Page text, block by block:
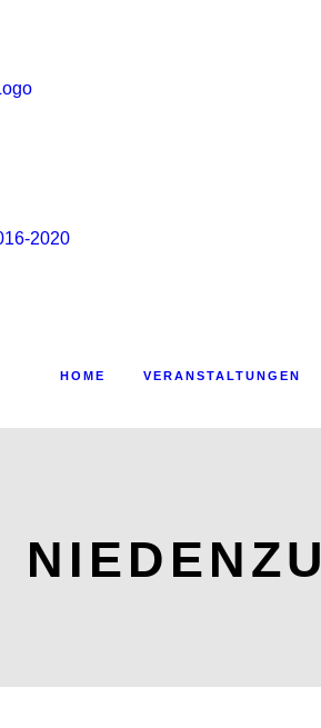
2020
HOME VERANSTALTUNGEN
NIEDENZU